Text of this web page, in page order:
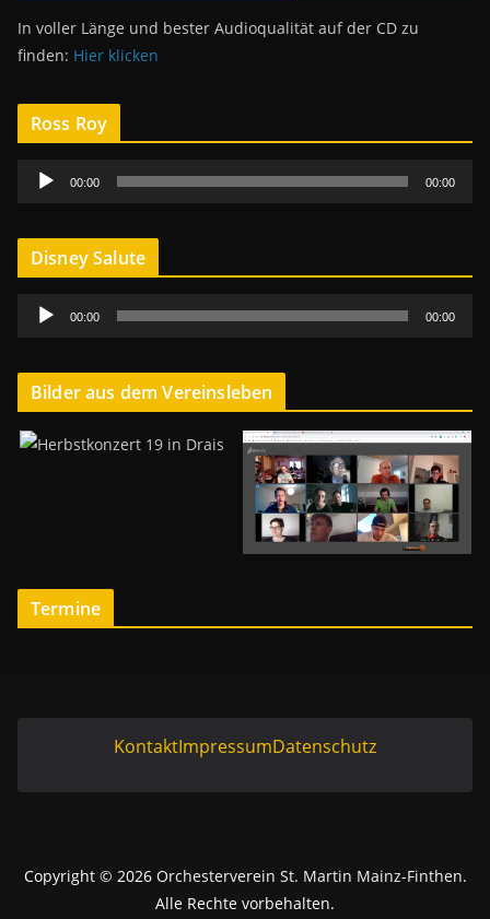
In voller Länge und bester Audioqualität auf der CD zu
finden: Hier klicken
Ross Roy
o
y
e
00:00 00:00
Disney Salute
o
-
00:00 00:00
Bilder aus dem Vereinsleben
Termine
KontaktImpressumDatenschutz
Copyright © 2026 Orchesterverein St. Martin Mainz-Finthen.
Alle Rechte vorbehalten.